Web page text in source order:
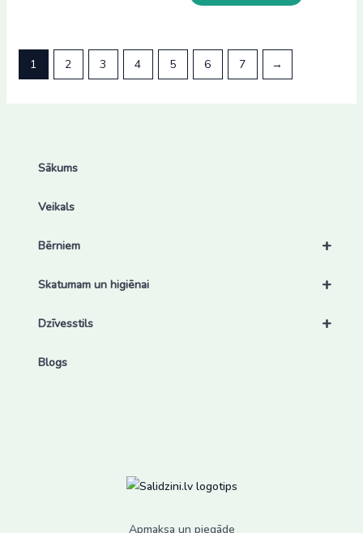
1 2 3 4 5 6 7 →
Sākums
Veikals
+
Bērniem
+
Skatumam un higiēnai
+
Dzīvesstils
Blogs
Apmaksa un piegāde